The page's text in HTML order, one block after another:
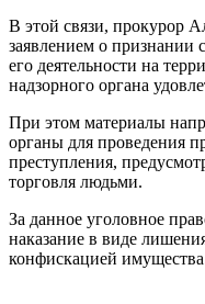
В этой связи, прокурор
заявлением о признании
его деятельности на
надзорного органа
При этом материалы
органы для проведения
преступления,
торговля людьми.
За данное уголовное
наказание в виде
конфискацией